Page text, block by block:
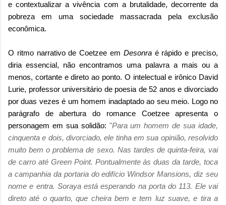
e contextualizar a vivência com a brutalidade, decorrente da
pobreza em uma sociedade massacrada pela exclusão
econômica.
O ritmo narrativo de Coetzee em Desonraé rápido e preciso,
diria essencial, não encontramos uma palavra a mais ou a
menos, cortante e direto ao ponto. O intelectual e irônico David
Lurie, professor universitário de poesia de 52 anos e divorciado
por duas vezes é um homem inadaptado ao seu meio. Logo no
parágrafo de abertura do romance Coetzee apresenta o
personagem em sua solidão: "Para um homem de sua idade,
cinquenta e dois, divorciado, ele tinha em sua opinião, resolvido
muito bem o problema de sexo. Nas tardes de quinta-feira, vai
de carro até Green Point. Pontualmente às duas da tarde, toca
a campanhia da portaria do edifício Windsor Mansions, diz seu
nome e entra. Soraya está esperando na porta do 113. Ele vai
direto até o quarto, que cheira bem e tem luz suave, e tira a